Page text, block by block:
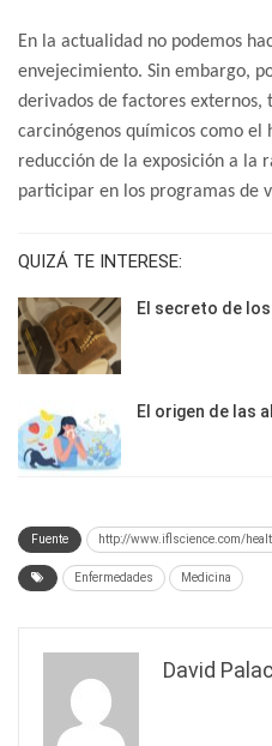
En la actualidad no podemos
envejecimiento. Sin embargo,
derivados de factores externos,
carcinógenos químicos como el
reducción de la exposición a la
participar en los programas de
QUIZÁ TE INTERESE:
El secreto de
El origen de las
Fuente http://www.iflscience.com/
Enfermedades Medicina
David